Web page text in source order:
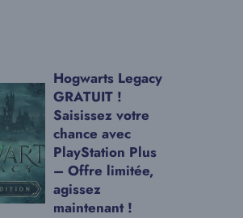
Hogwarts Legacy
GRATUIT !
Saisissez votre
chance avec
PlayStation Plus
– Offre limitée,
agissez
maintenant !